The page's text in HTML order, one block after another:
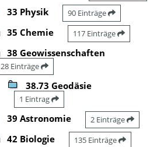
33 Physik 90 Einträge
35 Chemie 117 Einträge
38 Geowissenschaften
28 Einträge
38.73 Geodäsie
1 Eintrag
39 Astronomie 2 Einträge
42 Biologie 135 Einträge